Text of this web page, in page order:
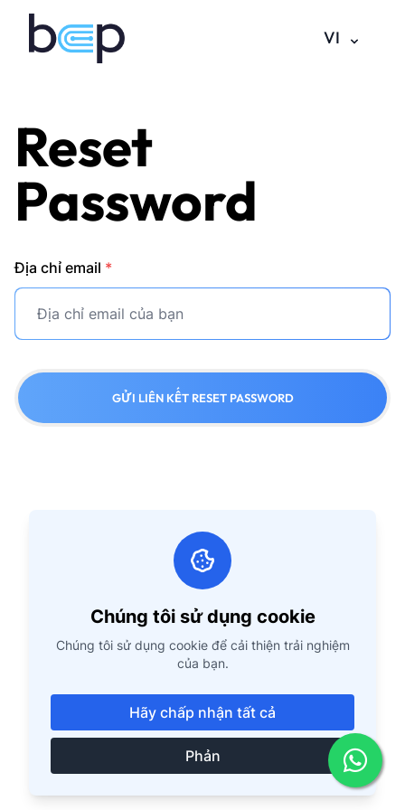
VI
Reset
Password
Địa chỉ email *
GỬI LIÊN KẾT RESET PASSWORD
Chúng tôi sử dụng cookie
Chúng tôi sử dụng cookie để cải thiện trải nghiệm
của bạn.
Hãy chấp nhận tất cả
Phản